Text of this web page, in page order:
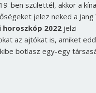
ben születtél, akkor a
jelez neked a Jang
horoszkóp 2022 jelzi
az ajtókat is, amiket
botlasz egy-egy